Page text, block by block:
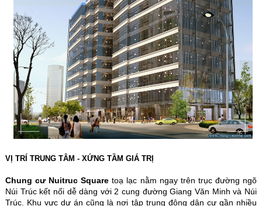
VỊ TRÍ TRUNG TÂM - XỨNG TẦM GIÁ TRỊ
Chung cư Nuitruc Square toạ lạc nằm ngay trên trục đường ngõ
Núi Trúc kết nối dễ dàng với 2 cung đường Giang Văn Minh và Núi
Trúc. Khu vực dự án cũng là nơi tập trung đông dân cư gần nhiều